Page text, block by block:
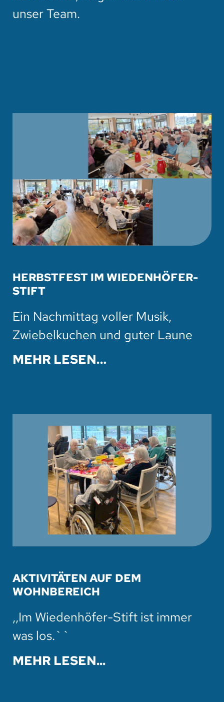
unser Team.
HERBSTFEST IM WIEDENHÖFER-
STIFT
Ein Nachmittag voller Musik,
Zwiebelkuchen und guter Laune
MEHR LESEN…
AKTIVITÄTEN AUF DEM
WOHNBEREICH
,,Im Wiedenhöfer-Stift ist immer
was los.``
MEHR LESEN...